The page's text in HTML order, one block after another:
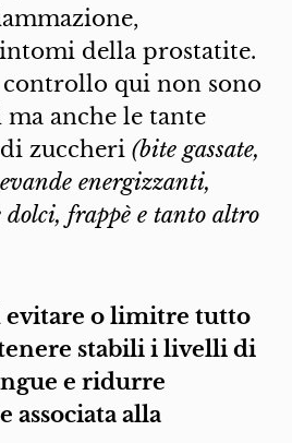
della prostatite.
controllo qui non sono
anche le tante
zuccheri (bite gassate,
energizzanti,
dolci, frappè e tanto altro
evitare o limitre tutto
stabili i livelli di
e ridurre
associata alla